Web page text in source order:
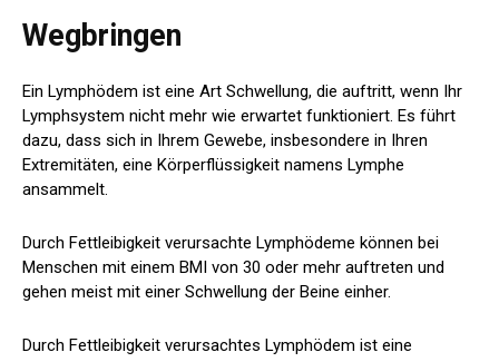
Wegbringen
Ein Lymphödem ist eine Art Schwellung, die auftritt, wenn Ihr
Lymphsystem nicht mehr wie erwartet funktioniert. Es führt
dazu, dass sich in Ihrem Gewebe, insbesondere in Ihren
Extremitäten, eine Körperflüssigkeit namens Lymphe
ansammelt.
Durch Fettleibigkeit verursachte Lymphödeme können bei
Menschen mit einem BMI von 30 oder mehr auftreten und
gehen meist mit einer Schwellung der Beine einher.
Durch Fettleibigkeit verursachtes Lymphödem ist eine